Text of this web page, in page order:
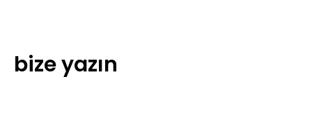
bize yazın